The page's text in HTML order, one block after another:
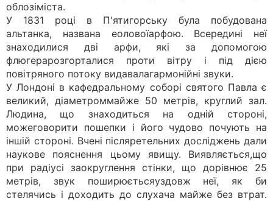
облозіміста.
У 1831 році в П'ятигорську була побудована
альтанка, названа еоловоїарфою. Всередині неї
знаходилися дві арфи, які за допомогою
флюгерарозгорталися проти вітру і під дією
повітряного потоку видавалагармонійні звуки.
У Лондоні в кафедральному соборі святого Павла є
великий, діаметроммайже 50 метрів, круглий зал.
Людина, що знаходиться на одній стороні,
можеговорити пошепки і його чудово почують на
іншій стороні. Вчені післяретельних досліджень дали
наукове пояснення цьому явищу. Виявляється,що
при радіусі заокруглення стінки, що дорівнює 25
метрів, звук поширюєтьсяуздовж неї, як би
стелячись і доходить до слухача майже без втрат.